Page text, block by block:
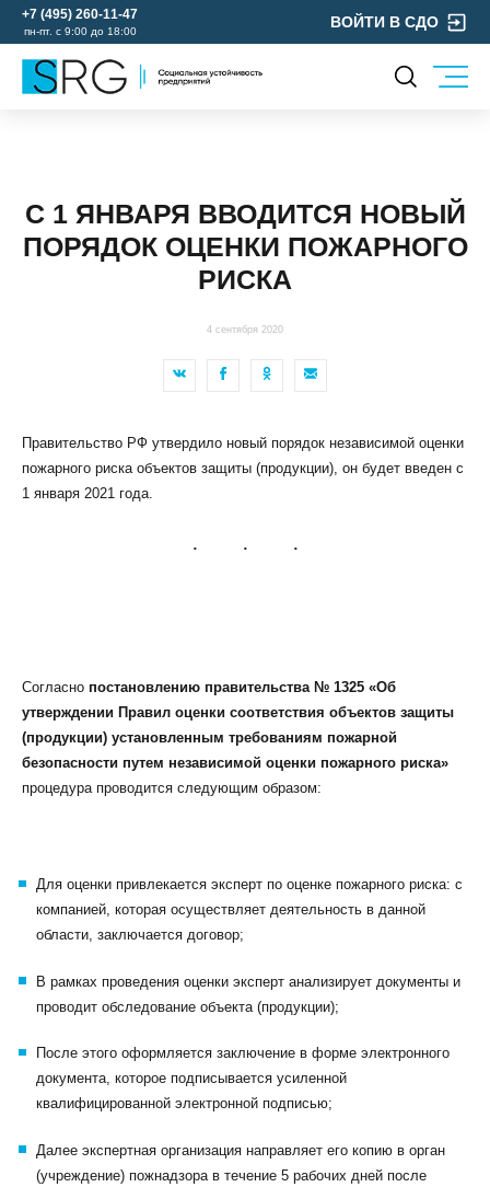
+7 (495) 260-11-47
пн-пт. с 9:00 до 18:00
ВОЙТИ В СДО
Пресс-центр
Мы в социальных сетях
УЧЕБНЫЙ ЦЕНТР
ЭКОЛОГИЯ
УСЛОВИЯ ИСПОЛЬЗОВАНИЯ ФАЙЛОВ COOKIE
С 1 ЯНВАРЯ ВВОДИТСЯ НОВЫЙ
ПОРЯДОК ОЦЕНКИ ПОЖАРНОГО
РИСКА
4 сентября 2020
Правительство РФ утвердило новый порядок независимой оценки
пожарного риска объектов защиты (продукции), он будет введен с
1 января 2021 года.
Согласно постановлению правительства № 1325 «Об
утверждении Правил оценки соответствия объектов защиты
(продукции) установленным требованиям пожарной
безопасности путем независимой оценки пожарного риска»
процедура проводится следующим образом:
Для оценки привлекается эксперт по оценке пожарного риска: с
компанией, которая осуществляет деятельность в данной
области, заключается договор;
В рамках проведения оценки эксперт анализирует документы и
проводит обследование объекта (продукции);
После этого оформляется заключение в форме электронного
документа, которое подписывается усиленной
квалифицированной электронной подписью;
Далее экспертная организация направляет его копию в орган
(учреждение) пожнадзора в течение 5 рабочих дней после